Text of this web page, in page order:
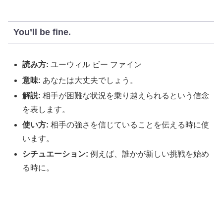
You’ll be fine.
読み方: ユーウィル ビー ファイン
意味: あなたは大丈夫でしょう。
解説: 相手が困難な状況を乗り越えられるという信念
を表します。
使い方: 相手の強さを信じていることを伝える時に使
います。
シチュエーション: 例えば、誰かが新しい挑戦を始め
る時に。